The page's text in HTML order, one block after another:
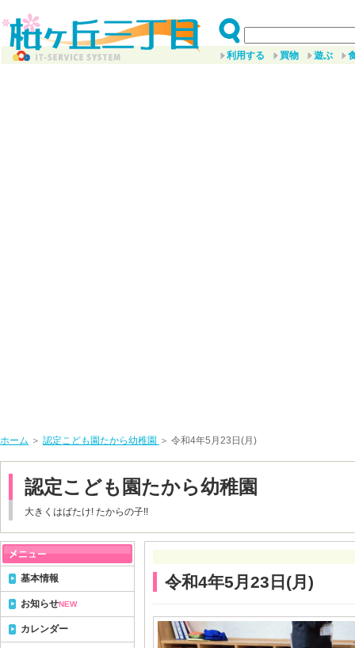
利用する 買物 遊ぶ
ホーム ＞ 認定こども園たから幼稚園 ＞ 令和4年5月23日(月)
認定こども園たから幼稚園
大きくはばたけ! たからの子!!
令和4年5月23日(月)
基本情報
お知らせNEW
カレンダー